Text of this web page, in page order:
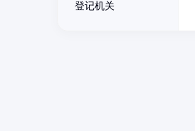
登记机关